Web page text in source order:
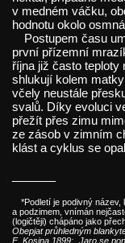
v medném váčku,
hodnotu okolo
Postupem času
první přízemní
října již často teploty
shlukují kolem
včely neustále
svalů. Díky evoluci
přežít přes zimu
ze zásob v zimním
klást a cyklus se
*Podletí je podivný
a podzimem, vnímán
(logičtěji) chápáno jako
Obepjat průhledným
E. Kosina 1899: „Jaro se